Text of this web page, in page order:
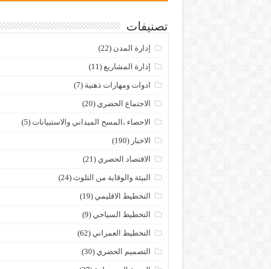
تصنيفات
إدارة المدن (22)
إدارة المشاريع (11)
ادوات ومهارات ذهنية (7)
الاجتماع الحضري (20)
الاحصاء ،المسح الميداني والاستبيانات (5)
الاخبار (190)
الاقتصاد الحضري (21)
البيئة والوقاية من التلوث (24)
التخطيط الاقليمي (19)
التخطيط السياحي (9)
التخطيط العمراني (62)
التصميم الحضري (30)